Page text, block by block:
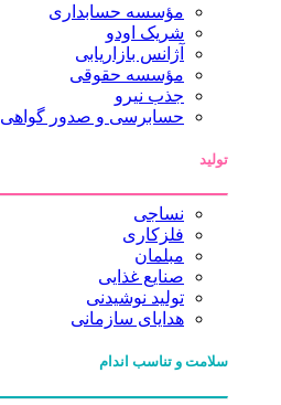
مؤسسه حسابداری
شریک اودو
آژانس بازاریابی
مؤسسه حقوقی
جذب نیرو
حسابرسی و صدور گواهی
تولید
نساجی
فلزکاری
مبلمان
صنایع غذایی
تولید نوشیدنی
هدایای سازمانی
سلامت و تناسب اندام